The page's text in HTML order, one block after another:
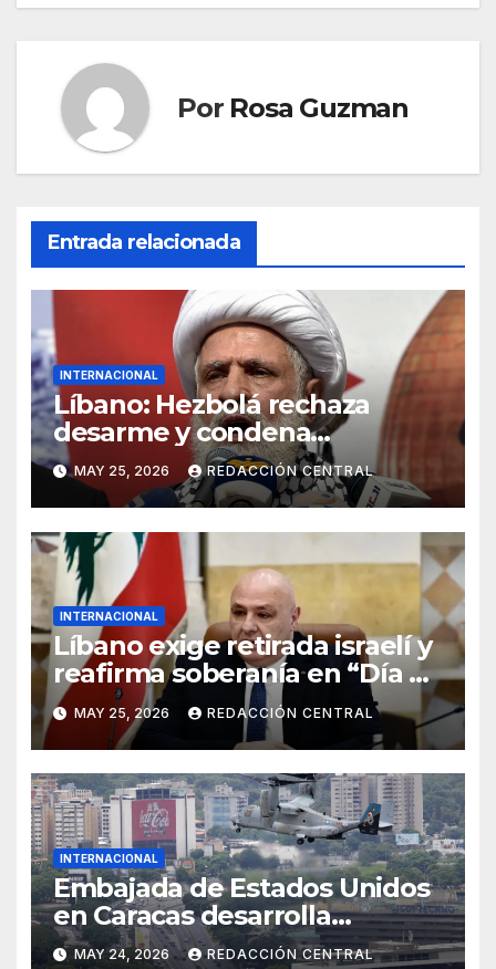
Por Rosa Guzman
Entrada relacionada
INTERNACIONAL
Líbano: Hezbolá rechaza
desarme y condena
injerencia de EE.UU.
MAY 25, 2026 REDACCIÓN CENTRAL
INTERNACIONAL
Líbano exige retirada israelí y
reafirma soberanía en “Día de
la Resistencia y la Liberación”
MAY 25, 2026 REDACCIÓN CENTRAL
INTERNACIONAL
Embajada de Estados Unidos
en Caracas desarrolla
simulacro aéreo de
MAY 24, 2026 REDACCIÓN CENTRAL